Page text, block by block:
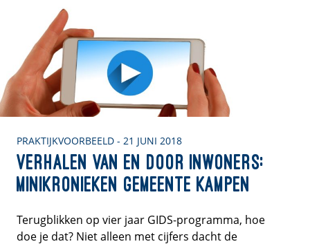
PRAKTIJKVOORBEELD - 21 JUNI 2018
Verhalen van en door inwoners:
minikronieken Gemeente Kampen
Terugblikken op vier jaar GIDS-programma, hoe
doe je dat? Niet alleen met cijfers dacht de